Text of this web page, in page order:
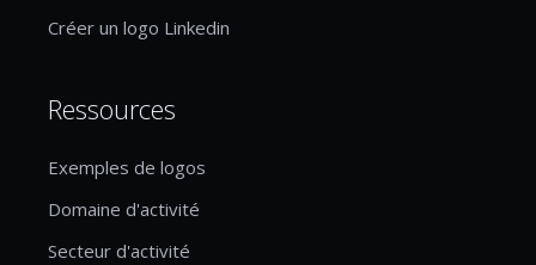
Créer un logo Linkedin
Ressources
Exemples de logos
Domaine d'activité
Secteur d'activité